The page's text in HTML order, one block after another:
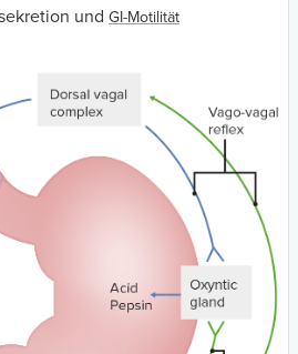
und GI-Motilität